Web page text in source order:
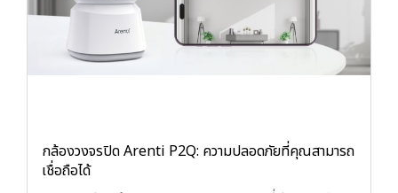
กล้องวงจรปิด Arenti P2Q: ความปลอดภัยที่คุณสามารถ
เชื่อถือได้